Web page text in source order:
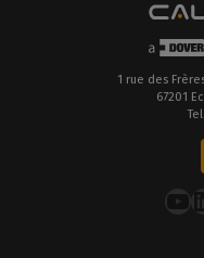
1 rue des
67201
Tel.